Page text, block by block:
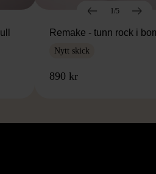
1/5
Remake - tunn rock i
Nytt skick
890 kr